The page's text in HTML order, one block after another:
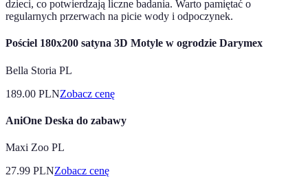
dzieci, co potwierdzają liczne badania. Warto pamiętać o
regularnych przerwach na picie wody i odpoczynek.
Pościel 180x200 satyna 3D Motyle w ogrodzie Darymex
Bella Storia PL
189.00 PLNZobacz cenę
AniOne Deska do zabawy
Maxi Zoo PL
27.99 PLNZobacz cenę